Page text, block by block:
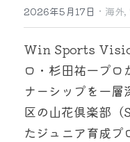
Emilio Sanchez
日本語
日本語
English
2026年5月17日 · 海外,
Win Sports
ロ・杉田祐一プロ
ナーシップを一層
区の山花倶楽部
たジュニア育成